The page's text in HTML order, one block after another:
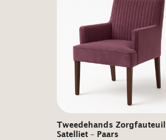
Tweedehands Zorgfauteuil
Satelliet – Paars